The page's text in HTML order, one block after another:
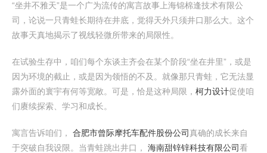
“坐井不雅天”是一个广为流传的寓言故事上海锦棉逢技术有限公
司，论说一只青蛙长期待在井底，觉得天外只须井口那么大。这个
故事天真地揭示了视线轻微所带来的局限性。
在试验生存中，咱们每个东谈主齐会在某个阶段“坐在井里”，或是
因为环境的截止，或是因为领悟的不及。就像那只青蛙，它无法显
露外面的寰宇有何等宽敞。可是，恰是这种局限， 柯力设计促使咱
们赓续探索、学习和成长。
寓言告诉咱们， 合肥市曾际摩托车配件股份公司真确的成长来自
于突破自我设限。当青蛙跳出井口， 海南甜锌锌科技有限公司看